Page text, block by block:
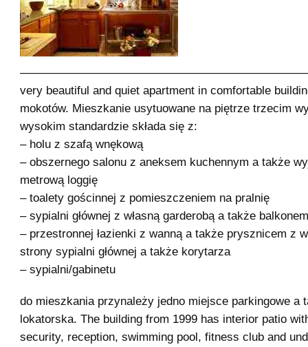
very beautiful and quiet apartment in comfortable
mokotów. Mieszkanie usytuowane na piętrze trzecim
wysokim standardzie składa się z:
– holu z szafą wnękową
– obszernego salonu z aneksem kuchennym a także
metrową loggię
– toalety gościnnej z pomieszczeniem na pralnię
– sypialni głównej z własną garderobą a także
– przestronnej łazienki z wanną a także prysznicem z
strony sypialni głównej a także korytarza
– sypialni/gabinetu
do mieszkania przynależy jedno miejsce parkingowe a
lokatorska. The building from 1999 has interior patio
security, reception, swimming pool, fitness club and